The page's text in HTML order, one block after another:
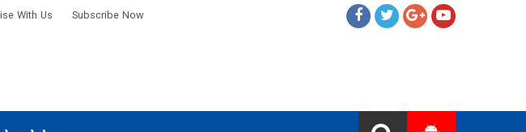
With Us Subscribe Now